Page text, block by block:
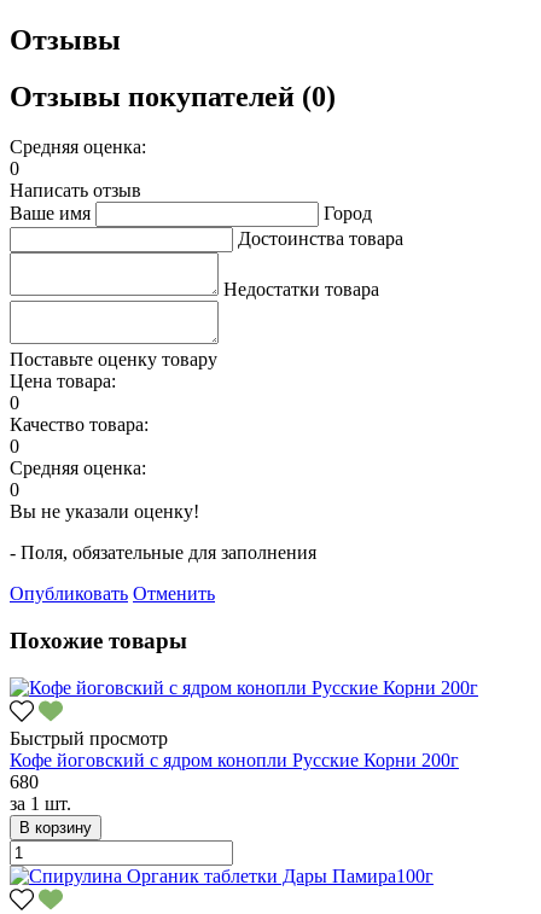
Отзывы
Отзывы покупателей (0)
Средняя оценка:
0
Написать отзыв
Ваше имя
Город
Достоинства товара
Недостатки товара
Поставьте оценку товару
Цена товара:
0
Качество товара:
0
Средняя оценка:
0
Вы не указали оценку!
- Поля, обязательные для заполнения
Опубликовать Отменить
Похожие товары
Быстрый просмотр
Кофе йоговский с ядром конопли Русские Корни 200г
680
за 1 шт.
В корзину